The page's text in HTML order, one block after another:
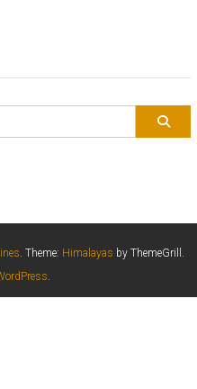
. Theme: Himalayas by ThemeGrill.
.